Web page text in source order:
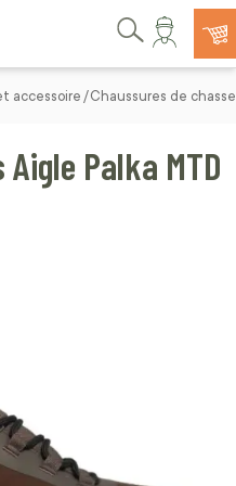
Rechercher
accessoire Chaussures de
Palka MTD